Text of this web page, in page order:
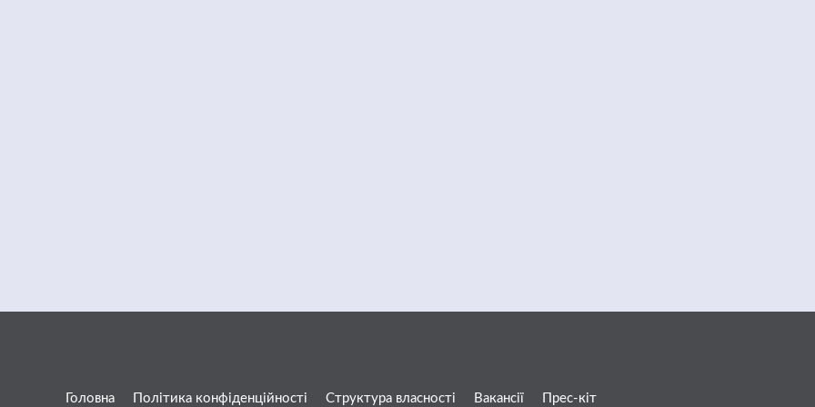
Головна Політика конфіденційності Структура власності Вакансії Прес-кіт